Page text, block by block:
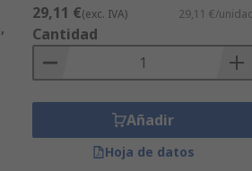
29,11 €(exc. IVA) 29,11 €/
Cantidad
Añadir
Hoja de datos